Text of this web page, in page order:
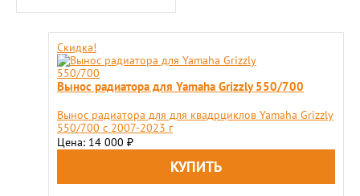
Скидка!
Вынос радиатора для Yamaha Grizzly 550/700
Вынос радиатора для для квадрциклов Yamaha Grizzly
550/700 с 2007-2023 г
Цена: 14 000 ₽